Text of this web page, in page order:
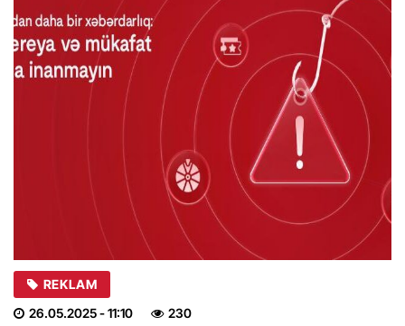
REKLAM
26.05.2025- 11:10 230